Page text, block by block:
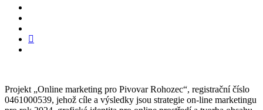
Projekt „Online marketing pro Pivovar Rohozec“, registrační číslo
0461000539, jehož cíle a výsledky jsou strategie on-line marketingu